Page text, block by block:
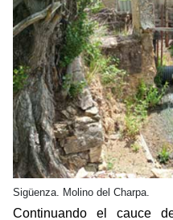
Sigüenza. Molino del Charpa.
Continuando el cauce